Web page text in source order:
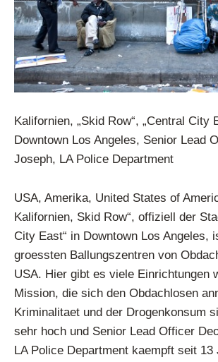
Kalifornien, „Skid Row“, „Central City
Downtown Los Angeles, Senior Lead
Joseph, LA Police Department
USA, Amerika, United States of
Kalifornien, Skid Row“, offiziell der
City East“ in Downtown Los Angeles,
groessten Ballungszentren von
USA. Hier gibt es viele Einrichtungen
Mission, die sich den Obdachlosen
Kriminalitaet und der Drogenkonsum
sehr hoch und Senior Lead Officer
LA Police Department kaempft seit 13